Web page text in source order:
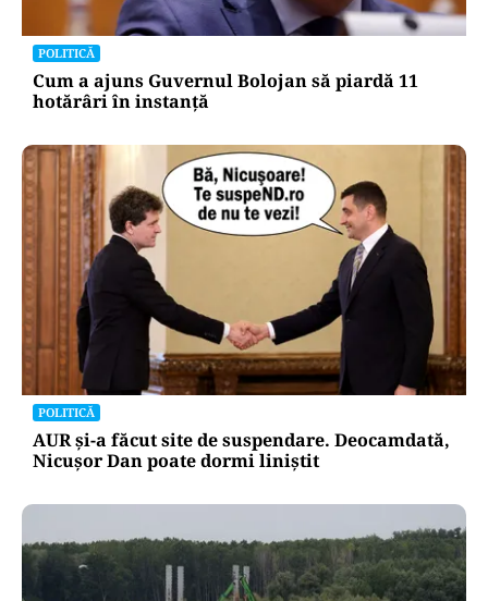
POLITICĂ
Cum a ajuns Guvernul Bolojan să piardă 11
hotărâri în instanță
POLITICĂ
AUR și-a făcut site de suspendare. Deocamdată,
Nicușor Dan poate dormi liniștit